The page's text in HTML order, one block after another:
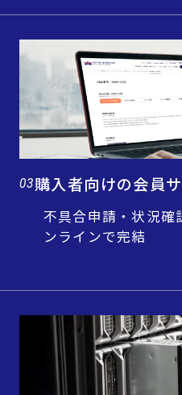
03購入者向けの会員
不具合申請・状況確
ンラインで完結